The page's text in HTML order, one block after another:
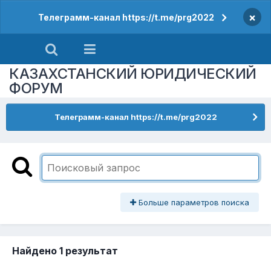
Телеграмм-канал https://t.me/prg2022 ×
КАЗАХСТАНСКИЙ ЮРИДИЧЕСКИЙ
ФОРУМ
Телеграмм-канал https://t.me/prg2022
Больше параметров поиска
Найдено 1 результат